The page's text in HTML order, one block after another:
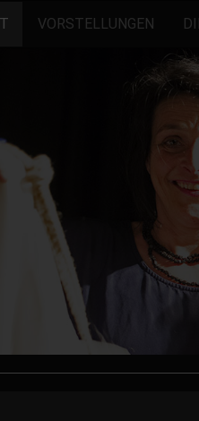
VORSTELLUNGEN